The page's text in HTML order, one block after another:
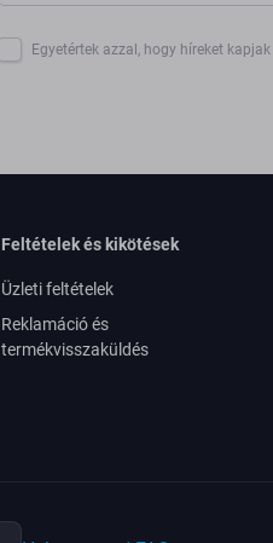
Egyetértek azzal, hogy híreket kapjak
Feltételek és kikötések
Üzleti feltételek
Reklamáció és
termékvisszaküldés